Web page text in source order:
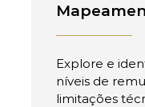
Explore e
níveis de
limitações